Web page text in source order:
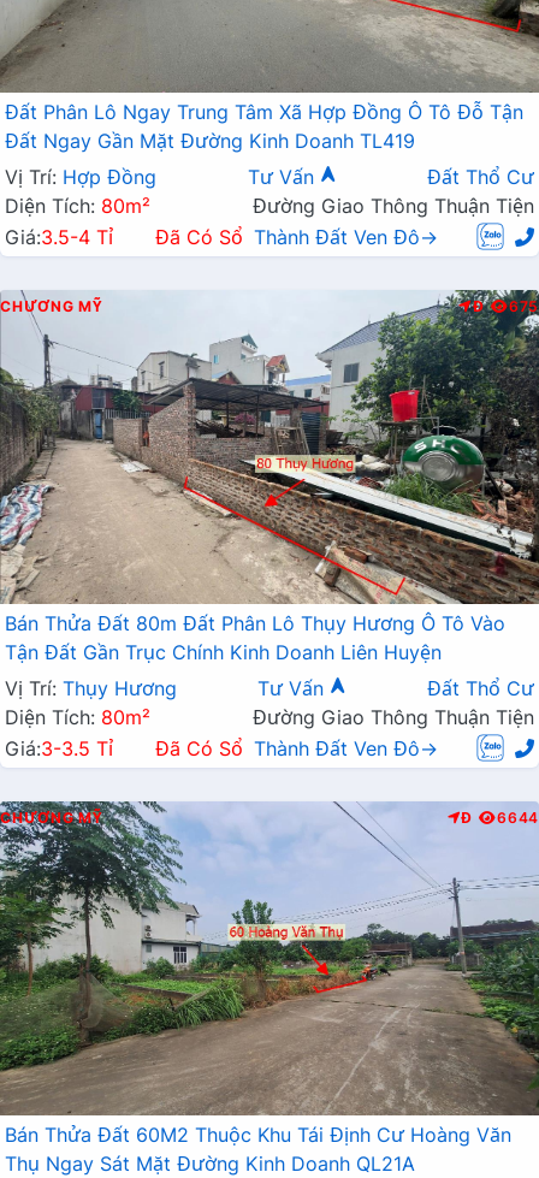
Đất Phân Lô Ngay Trung Tâm Xã Hợp Đồng Ô Tô Đỗ Tận
Đất Ngay Gần Mặt Đường Kinh Doanh TL419
Vị Trí: Hợp Đồng Tư Vấn
Đất Thổ Cư
Diện Tích: 80m²
Đường Giao Thông Thuận Tiện
Giá:3.5-4 Tỉ Đã Có Sổ Thành Đất Ven Đô→
CHƯƠNG MỸ Đ 675
Bán Thửa Đất 80m Đất Phân Lô Thụy Hương Ô Tô Vào
Tận Đất Gần Trục Chính Kinh Doanh Liên Huyện
Vị Trí: Thụy Hương Tư Vấn
Đất Thổ Cư
Diện Tích: 80m²
Đường Giao Thông Thuận Tiện
Giá:3-3.5 Tỉ Đã Có Sổ Thành Đất Ven Đô→
CHƯƠNG MỸ Đ 6644
Bán Thửa Đất 60M2 Thuộc Khu Tái Định Cư Hoàng Văn
Thụ Ngay Sát Mặt Đường Kinh Doanh QL21A